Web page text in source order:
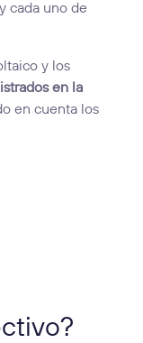
cada uno de
y los
en la
en cuenta los